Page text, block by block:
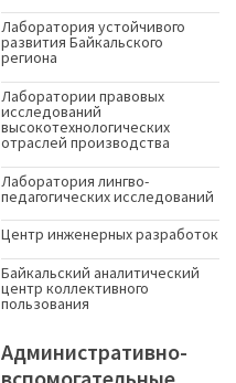
Лаборатория устойчивого
развития Байкальского
региона
Лаборатории правовых
исследований
высокотехнологических
отраслей производства
Лаборатория лингво-
педагогических исследований
Центр инженерных разработок
Байкальский аналитический
центр коллективного
пользования
Административно-